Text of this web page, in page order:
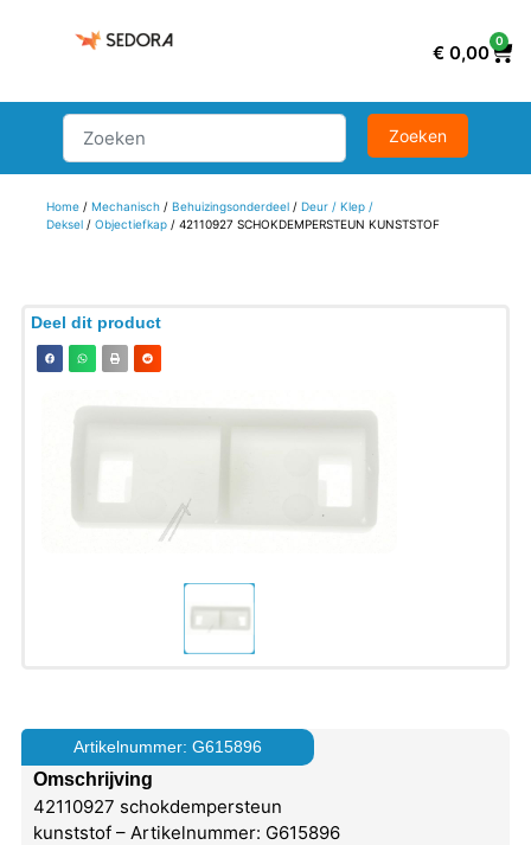
€ 0,00
0
Home/ Mechanisch/ Behuizingsonderdeel/ Deur / Klep /
Deksel/ Objectiefkap/ 42110927 SCHOKDEMPERSTEUN KUNSTSTOF
Deel dit product
Artikelnummer: G615896
Omschrijving
42110927 schokdempersteun
kunststof – Artikelnummer: G615896